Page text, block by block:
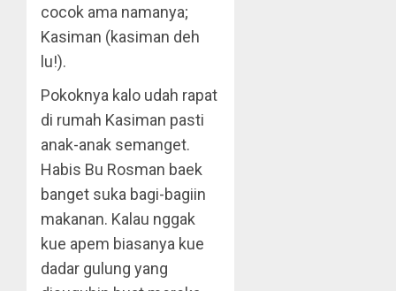
cocok ama namanya;
Kasiman (kasiman deh
lu!).
Pokoknya kalo udah rapat
di rumah Kasiman pasti
anak-anak semanget.
Habis Bu Rosman baek
banget suka bagi-bagiin
makanan. Kalau nggak
kue apem biasanya kue
dadar gulung yang